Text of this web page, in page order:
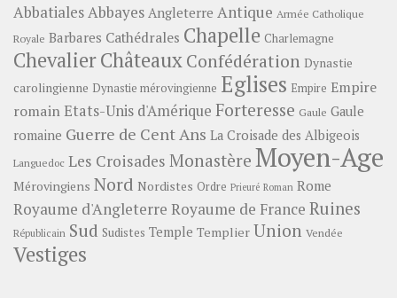
Abbatiales Abbayes Angleterre Antique Armée Catholique
Royale Barbares Cathédrales Chapelle Charlemagne
ChevalierChâteauxConfédération Dynastie
carolingienne Dynastie mérovingienne Eglises Empire Empire
romainEtats-Unis d'Amérique Forteresse Gaule Gaule
romaine Guerre de Cent Ans La Croisade des Albigeois
Languedoc Les Croisades Monastère Moyen-Age
Mérovingiens Nord Nordistes Ordre Prieuré Roman Rome
Royaume d'Angleterre Royaume de France Ruines
Républicain Sud Sudistes Temple Templier Union Vendée
Vestiges